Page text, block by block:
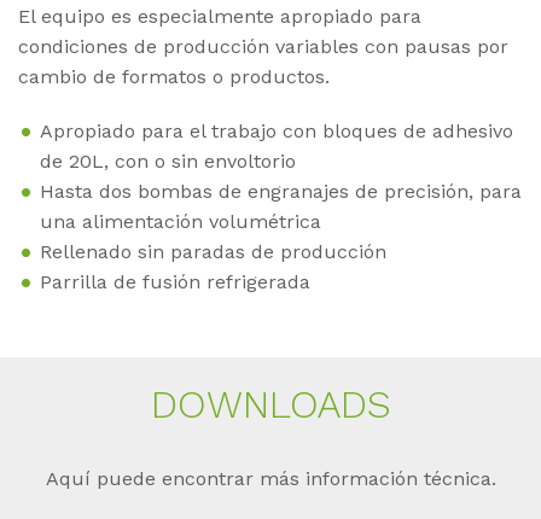
El equipo es especialmente apropiado para
condiciones de producción variables con pausas por
cambio de formatos o productos.
Apropiado para el trabajo con bloques de adhesivo
de 20L, con o sin envoltorio
Hasta dos bombas de engranajes de precisión, para
una alimentación volumétrica
Rellenado sin paradas de producción
Parrilla de fusión refrigerada
DOWN­LOADS
Aquí puede encontrar más información técnica.